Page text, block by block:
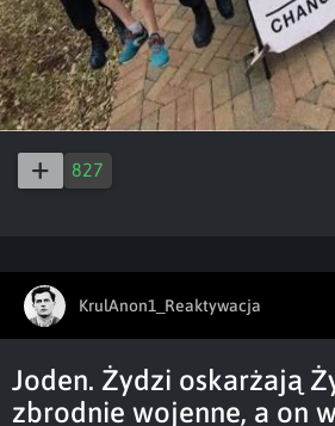
827
KrulAnon1_Reaktywacja
Joden. Żydzi oskarżają
zbrodnie wojenne, a on